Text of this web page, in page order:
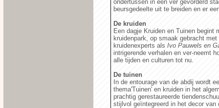
ondertussen in een ver gevorderd
beursgedeelte uit te breiden en er
De kruiden
Een dagje Kruiden en Tuinen begint
kruidenpark, op smaak gebracht
kruidenexperts als Ivo Pauwels en
intrigerende verhalen en ver-neemt
alle tijden en culturen tot nu.
De tuinen
In de entourage van de abdij wordt
thema'Tuinen' en kruiden in het
prachtig gerestaureerde
stijlvol geïntegreerd in het decor van